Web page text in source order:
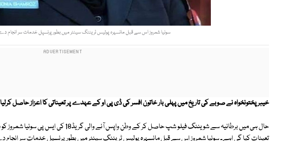
سونیا شمروز اس سے قبل مانسہرہ پولیس ٹریننگ سینٹر میں بطور پرنسپل خدمات سر انجام
خیبر پختونخواہ نے صوبے کی تاریخ میں پہلی بار خاتون افسر کی ڈی پی او کے عہدے پر تعیناتی کا اعزاز حاصل
حال ہی میں برطانیہ سے شویننگ فیلو شپ حاصل کر کے وطن
تعینات کیا گی اہے۔ سونیا شمروز اس سے قبل مانسہرہ پولیس ٹریننگ سینٹر میں بطور پرنسپل خدمات سر انجام